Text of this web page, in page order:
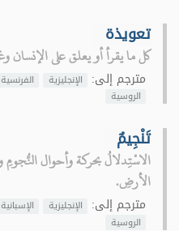
تعويذة
كل ما يقرأ أو يعلق على الإنسان
مترجم إلى: الإنجليزية الفرنسية
الروسية
تَنْجِيمٌ
الاسْتِدلالُ بحركة وأحوال
الأرضِ.
مترجم إلى: الإنجليزية الإسبانية
الروسية